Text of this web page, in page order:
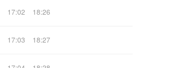
17:02 18:26
17:03 18:27